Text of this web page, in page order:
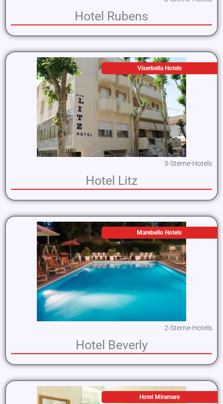
Hotel Rubens
Viserbella Hotels
3-Sterne-Hotels
Hotel Litz
Marebello Hotels
2-Sterne-Hotels
Hotel Beverly
Hotel Miramare